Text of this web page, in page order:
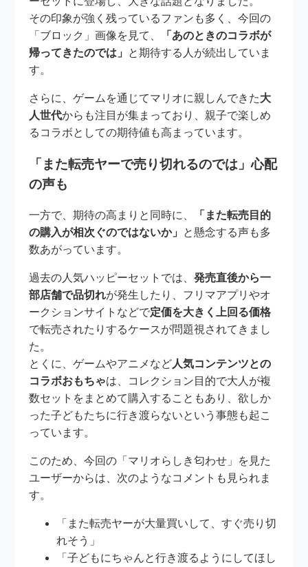
その印象が強く残っているファンも多く、今回の
「ブロック」画像を見て、
「あのときのコラボが
帰ってきたのでは」 と期待する人が続出していま
す。
さらに、ゲームを通じてマリオに親しんできた大
人世代からも注目が集まっており、親子で楽しめ
るコラボとしての期待値も高まっています。
「また転売ヤーで売り切れるのでは」心配
の声も
一方で、期待の高まりと同時に、
「また転売目的
の購入が相次ぐのではないか」 と懸念する声も多
数あがっています。
過去の人気ハッピーセットでは、発売直後から一
部店舗で品切れが発生したり、フリマアプリやオ
ークションサイトなどで定価を大きく上回る価格
で転売されたりするケースが問題視されてきまし
た。
とくに、ゲームやアニメなど人気コンテンツとの
コラボおもちゃは、コレクション目的で大人が複
数セットをまとめて購入することもあり、欲しか
った子どもたちに行き渡らないという事態も起こ
っています。
このため、今回の「マリオらしき匂わせ」を見た
ユーザーからは、次のようなコメントも見られま
す。
「また転売ヤーが大量買いして、すぐ売り切
れそう」
「子どもにちゃんと行き渡るようにしてほし